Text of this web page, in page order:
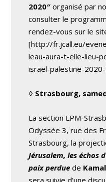
2020″ organisé par
consulter le
rendez-vous sur le
[http://fr.jcall.eu/
leau-aura-t-elle-lieu-
israel-palestine-
◊ Strasbourg,
La section LPM-
Odyssée 3, rue des
Strasbourg, la
Jérusalem, les échos
paix perdue de
sera suivie d’une